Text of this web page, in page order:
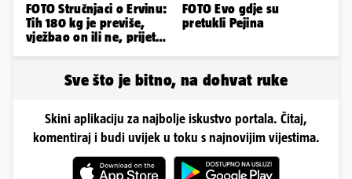
FOTO Stručnjaci o Ervinu:
Tih 180 kg je previše,
vježbao on ili ne, prijete
FOTO Evo gdje su
pretukli Pejina
Sve što je bitno, na dohvat ruke
Skini aplikaciju za najbolje iskustvo portala. Čitaj,
komentiraj i budi uvijek u toku s najnovijim vijestima.